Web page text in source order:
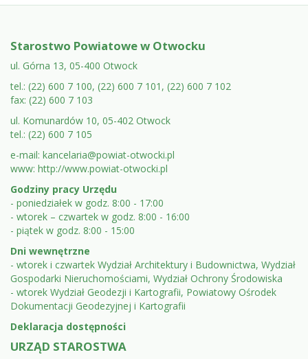
Stopka:
adres
urzędu,
dane
do
faktur
itp.
Starostwo Powiatowe w Otwocku
ul. Górna 13, 05-400 Otwock
tel.: (22) 600 7 100, (22) 600 7 101, (22) 600 7 102
fax: (22) 600 7 103
ul. Komunardów 10, 05-402 Otwock
tel.: (22) 600 7 105
e-mail: kancelaria@powiat-otwocki.pl
www: http://www.powiat-otwocki.pl
Godziny pracy Urzędu
- poniedziałek w godz. 8:00 - 17:00
- wtorek – czwartek w godz. 8:00 - 16:00
- piątek w godz. 8:00 - 15:00
Dni wewnętrzne
- wtorek i czwartek Wydział Architektury i Budownictwa, Wydział
Gospodarki Nieruchomościami, Wydział Ochrony Środowiska
- wtorek Wydział Geodezji i Kartografii, Powiatowy Ośrodek
Dokumentacji Geodezyjnej i Kartografii
Deklaracja dostępności
URZĄD STAROSTWA